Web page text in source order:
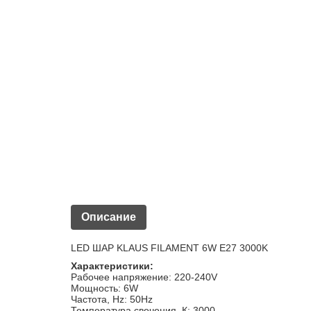
Описание
LED ШАР KLAUS FILAMENT 6W E27 3000K
Характеристики:
Рабочее напряжение: 220-240V
Мощность: 6W
Частота, Hz: 50Hz